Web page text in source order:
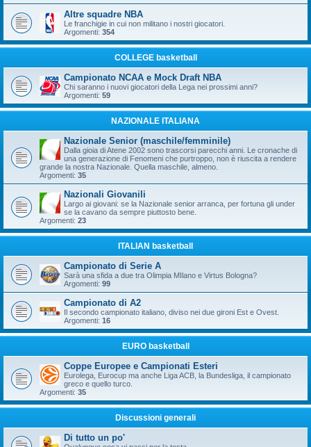
Altre squadre NBA
Le franchigie in cui non militano i nostri giocatori.
Argomenti: 354
COLLEGE basketball
Campionato NCAA e Mock Draft NBA
Chi saranno i nuovi giocatori della Lega nei prossimi anni?
Argomenti: 59
NAZIONALE ITALIANA
Nazionale Senior (maschile/femminile)
Dalla gioia di Atene 2002 sono trascorsi parecchi anni. Le cronache di
una generazione di Fenomeni che purtroppo, non è riuscita a rendere
grande la nostra Nazionale. Quella maschile, almeno.
Argomenti: 35
Nazionali Giovanili
Largo ai giovani: se la Nazionale senior arranca, per fortuna gli under
se la cavano da sempre piuttosto bene.
Argomenti: 23
ITALIAN basketball
Campionato di Serie A
Sarà una sfida a due tra Olimpia MIlano e Virtus Bologna?
Argomenti: 99
Campionato di A2
Il secondo campionato italiano, diviso nei due gironi Est e Ovest.
Argomenti: 16
EURO basketball
Coppe Europee e Campionati Esteri
Eurolega, Eurocup ma anche Liga ACB, la Bundesliga, il campionato
greco e quello turco.
Argomenti: 35
Discussioni generali
Di tutto un po'